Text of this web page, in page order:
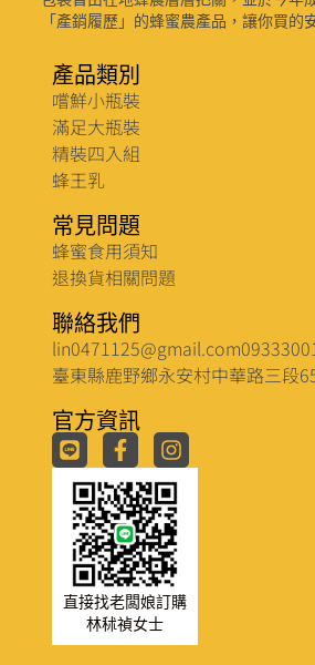
「產銷履歷」的蜂蜜農產品，讓你買的
產品類別
嚐鮮小瓶裝
滿足大瓶裝
精裝四入組
蜂王乳
常見問題
蜂蜜食用須知
退換貨相關問題
聯絡我們
lin0471125@gmail.com
臺東縣鹿野鄉永安村中華路三段
官方資訊
直接找老闆娘訂購
林秫禎女士